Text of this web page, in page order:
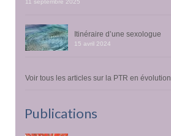
Itinéraire d’une sexologue
15 avril 2024
Voir tous les articles sur la PTR en évolution
Publications